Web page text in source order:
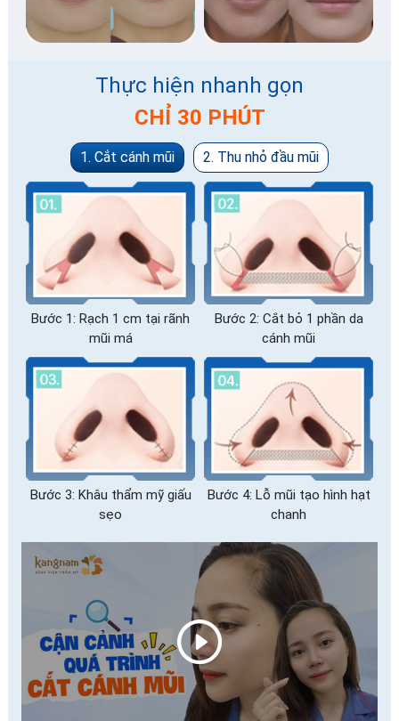
Thực hiện nhanh gọn
CHỈ 30 PHÚT
1. Cắt cánh mũi 2. Thu nhỏ đầu mũi
Bước 1: Rạch 1 cm tại rãnh
mũi má
Bước 2: Cắt bỏ 1 phần da
cánh mũi
Bước 3: Khâu thẩm mỹ giấu
sẹo
Bước 4: Lỗ mũi tạo hình hạt
chanh